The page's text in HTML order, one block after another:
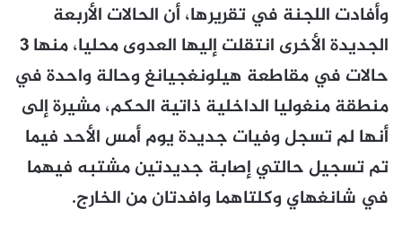
وأفادت اللجنة في تقريرها، أن الحالات الأربعة
الجديدة الأخرى انتقلت إليها العدوى محليا، منها 3
حالات في مقاطعة هيلونغجيانغ وحالة واحدة في
منطقة منغوليا الداخلية ذاتية الحكم، مشيرة إلى
أنها لم تسجل وفيات جديدة يوم أمس الأحد فيما
تم تسجيل حالتي إصابة جديدتين مشتبه فيهما
في شانغهاي وكلتاهما وافدتان من الخارج.